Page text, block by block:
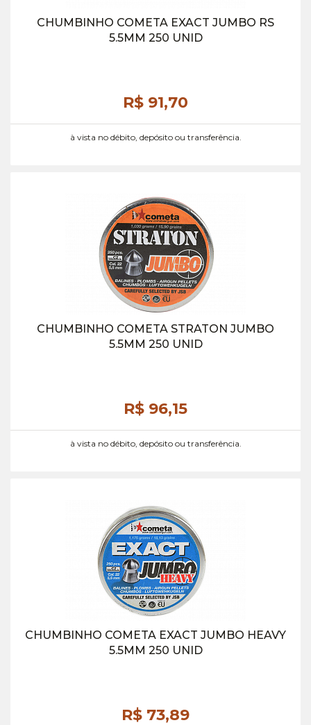
CHUMBINHO COMETA EXACT JUMBO RS
5.5MM 250 UNID
R$ 91,70
à vista no débito, depósito ou transferência.
CHUMBINHO COMETA STRATON JUMBO
5.5MM 250 UNID
R$ 96,15
à vista no débito, depósito ou transferência.
CHUMBINHO COMETA EXACT JUMBO HEAVY
5.5MM 250 UNID
R$ 73,89